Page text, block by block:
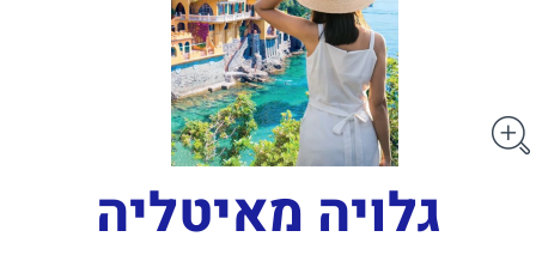
גלויה מאיטליה